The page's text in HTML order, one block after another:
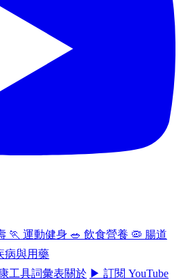
🏃 運動健身 🥗 飲食營養 🦠 腸道
病與用藥
工具詞彙表關於 ▶ 訂閱 YouTube